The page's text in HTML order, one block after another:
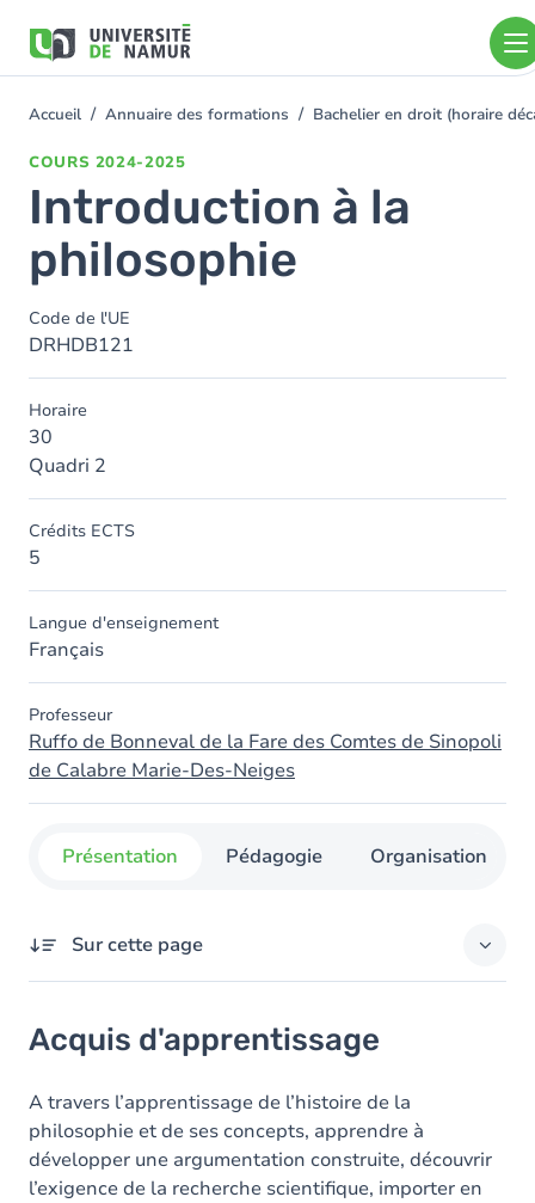
contenu
You
Accueil Annuaire des formations Bachelier en droit (horaire
COURS 2024-2025
Introduction à la
philosophie
Code de l'UE
DRHDB121
Horaire
30
Quadri 2
Crédits ECTS
5
Langue d'enseignement
Français
Professeur
Ruffo de Bonneval de la Fare des Comtes de Sinopoli
de Calabre Marie-Des-Neiges
Présentation Pédagogie Organisation
Sur cette page
Contenu
Table des matières
Exercices
Acquis d'apprentissage
A travers l’apprentissage de l’histoire de la
philosophie et de ses concepts, apprendre à
développer une argumentation construite, découvrir
l’exigence de la recherche scientifique, importer en